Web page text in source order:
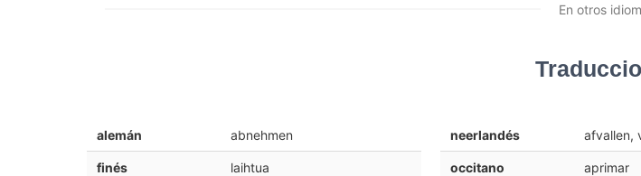
En otros
alemán abnehmen
finés laihtua
neerlandés afvallen,
occitano aprimar